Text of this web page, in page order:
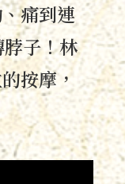
痛到連
子！林
按摩，